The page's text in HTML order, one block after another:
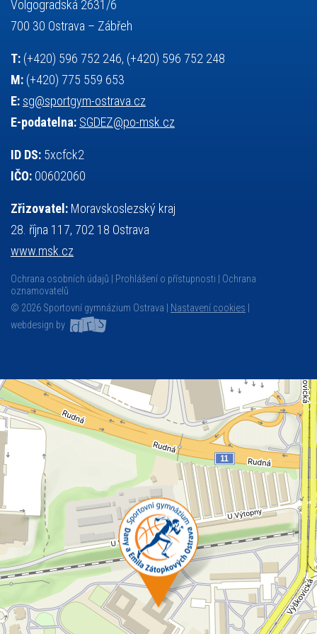
základy společenských věd
Volgogradská 2631/6
700 30 Ostrava – Zábřeh
T: (+420) 596 752 246, (+420) 596 752 248
M: (+420) 775 559 653
E: sg@sportgym-ostrava.cz
E-podatelna: SGDEZ@po-msk.cz
ID DS: 5xcfck2
IČO: 00602060
Zřizovatel: Moravskoslezský kraj
28. října 117, 702 18 Ostrava
www.msk.cz
Ochrana osobních údajů Prohlášení o přístupnosti
Ochrana
oznamovatelů
© 2026 Sportovní gymnázium Ostrava |
Nastavení cookies
webdesign by